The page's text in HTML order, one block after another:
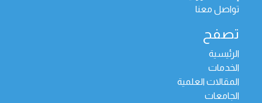
تواصل معنا
تصفح
الرئيسية
الخدمات
المقالات العلمية
الجامعات